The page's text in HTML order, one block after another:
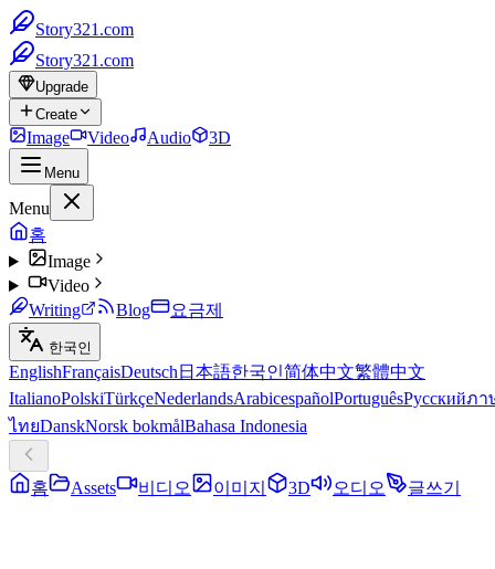
Story321.com
Story321.com
Upgrade
Create
Image Video Audio 3D
Menu
Menu
홈
Image
Video
Writing
Blog 요금제
한국인
EnglishFrançaisDeutsch 日本語한국인简体中文繁體中文
ItalianoPolskiTürkçeNederlandsArabicespañolPortuguêsРусскийภา
ไทยDanskNorsk bokmålBahasa Indonesia
홈 Assets 비디오 이미지 3D 오디오 글쓰기